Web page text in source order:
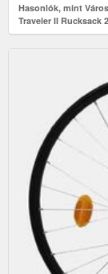
Hasonlók, mint
Traveler II Rucksack